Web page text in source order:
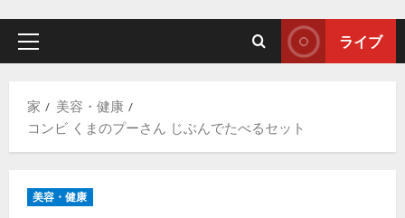
ス
ッ
す
プ
マ
リ
ュ
ライブ
家
美容・健康
コンビ くまのプーさん じぶんでたべるセット
美容・健康